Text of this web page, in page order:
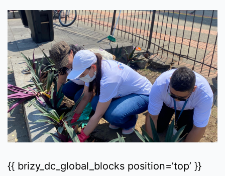
{{ brizy_dc_global_blocks position=’top’ }}